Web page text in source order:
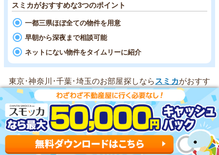
スミカがおすすめな3つのポイント
一都三県ほぼ全ての物件を用意
早朝から深夜まで相談可能
ネットにない物件をタイムリーに紹介
東京･神奈川･千葉･埼玉のお部屋探しなら スミカがおすす
めです。
LINEで賃貸物件を探せるので、気軽に使える点
が強みです。
一都三県の全域に対応していて、業者専用のデータベース
からダイレクトに物件を紹介してくれます。SUUMOやホ
ームズで見かけたお部屋はもちろん、希望条件に合った新